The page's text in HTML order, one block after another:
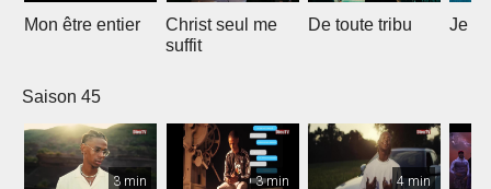
Mon être entier
Christ seul me
suffit
De toute tribu Je
Saison 45
3 min 3 min 4 min